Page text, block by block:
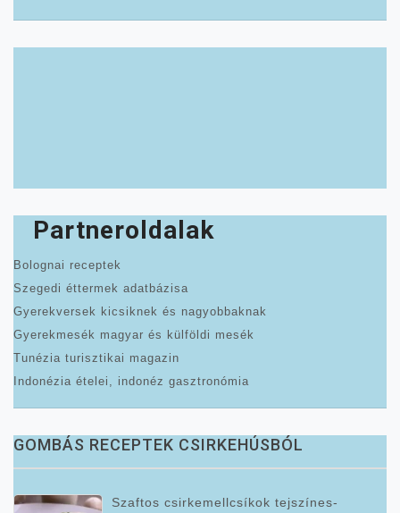
Partneroldalak
Bolognai receptek
Szegedi éttermek adatbázisa
Gyerekversek kicsiknek és nagyobbaknak
Gyerekmesék magyar és külföldi mesék
Tunézia turisztikai magazin
Indonézia ételei, indonéz gasztronómia
GOMBÁS RECEPTEK CSIRKEHÚSBÓL
Szaftos csirkemellcsíkok tejszínes-